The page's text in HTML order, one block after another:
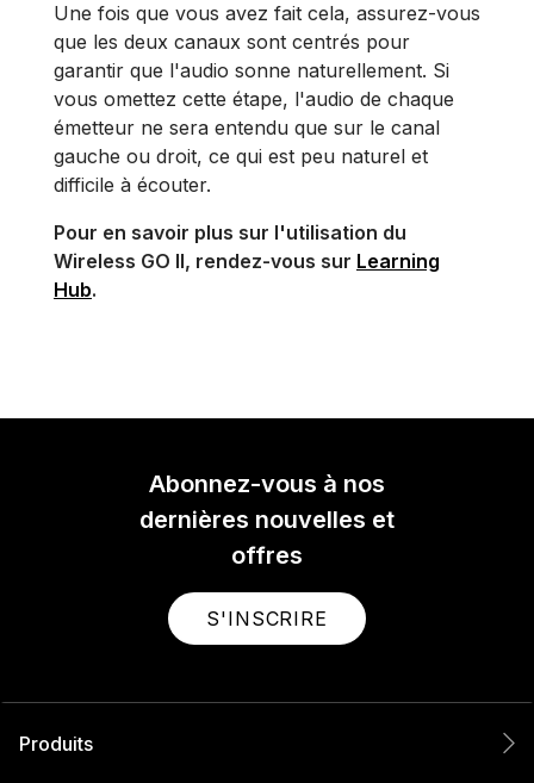
Une fois que vous avez fait cela, assurez-vous
que les deux canaux sont centrés pour
garantir que l'audio sonne naturellement. Si
vous omettez cette étape, l'audio de chaque
émetteur ne sera entendu que sur le canal
gauche ou droit, ce qui est peu naturel et
difficile à écouter.
Pour en savoir plus sur l'utilisation du
Wireless GO II, rendez-vous sur Learning
Hub.
Abonnez-vous à nos
dernières nouvelles et
offres
S'INSCRIRE
Produits